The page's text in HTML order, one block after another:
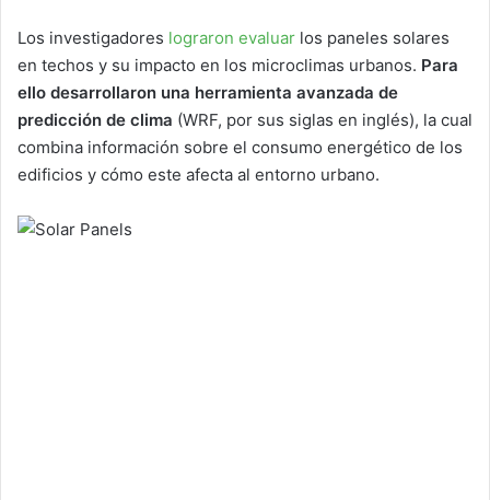
Los investigadores lograron evaluar los paneles solares
en techos y su impacto en los microclimas urbanos. Para
ello desarrollaron una herramienta avanzada de
predicción de clima (WRF, por sus siglas en inglés), la cual
combina información sobre el consumo energético de los
edificios y cómo este afecta al entorno urbano.